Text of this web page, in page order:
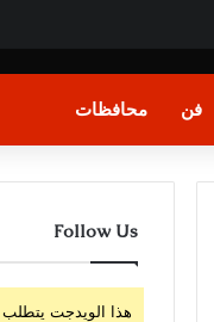
فن محافظات
Follow Us
هذا الويدجت يتطلب